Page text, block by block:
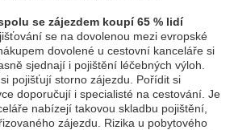
se zájezdem koupí 65 % lidí
se na dovolenou mezi evropské
dovolené u cestovní kanceláře si
sjednají i pojištění léčebných výloh.
pojišťují storno zájezdu. Pořídit si
doporučují i specialisté na cestování. Je
nabízejí takovou skladbu pojištění,
zájezdu. Rizika u pobytového